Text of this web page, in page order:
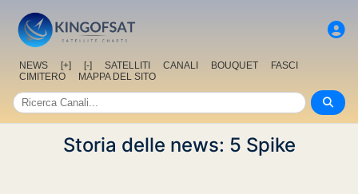
NEWS [+] [-] SATELLITI CANALI BOUQUET
FASCI
CIMITERO
MAPPA DEL SITO
Storia delle news: 5 Spike